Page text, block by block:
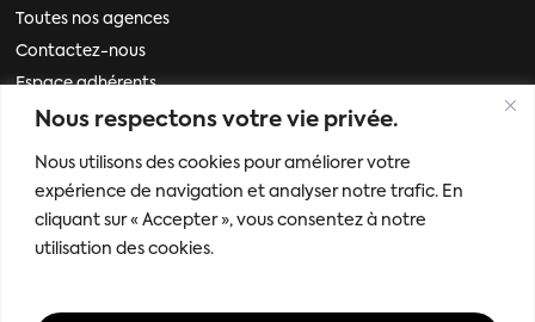
Nous respectons votre vie privée.
Nous utilisons des cookies pour améliorer votre
expérience de navigation et analyser notre trafic. En
cliquant sur « Accepter », vous consentez à notre
utilisation des cookies.
Toutes nos agences
Contactez-nous
Espace adhérents
Mentions légales
Politique de données personnelles